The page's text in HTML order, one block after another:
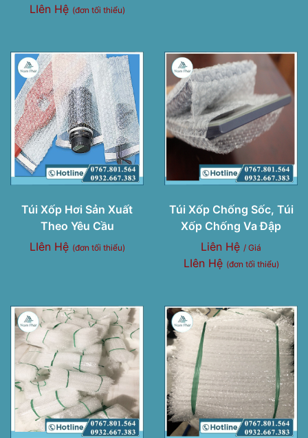
LIên Hệ (đơn tối thiểu)
Túi Xốp Hơi Sản Xuất
Theo Yêu Cầu
LIên Hệ (đơn tối thiểu)
Túi Xốp Chống Sốc, Túi
Xốp Chống Va Đập
Liên Hệ / Giá
LIên Hệ (đơn tối thiểu)